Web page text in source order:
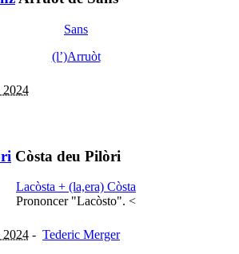
Sans
(l’)Arruòt
2024
Còsta deu Pilòri
Lacòsta + (la,era) Còsta
Prononcer "Lacòsto". <
2024 - Tederic Merger